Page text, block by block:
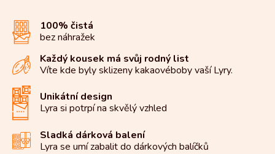
100% čistá
bez náhražek
Každý kousek má svůj rodný list
Víte kde byly sklizeny kakaovéboby vaší Lyry.
Unikátní design
Lyra si potrpí na skvělý vzhled
Sladká dárková balení
Lyra se umí zabalit do dárkových balíčků